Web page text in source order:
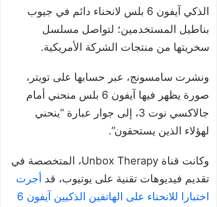
الذكي آيفون 6 بلس لانحناء دائم في جيوب
بناطيل المستخدمين؛ لتواصل مسلسل
سخريتها من منتجات الشركة الأمريكية.
ونشرت سامسونج، عبر حسابها على تويتر،
صورة يظهر فيها آيفون 6 بلس منحني أمام
جالاكسي نوت 3، إلى جوار عبارة “ينحني
لهؤلاء الذين يستحقون”.
وكانت قناة Unbox Therapy، المتخصصة في
تقديم فيديوهات تقنية على يوتيوب، قد أجرت
اختبارا للانحناء على الهاتفين الذكيين آيفون 6